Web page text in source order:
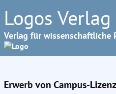
Logos
Verlag für wissenschaftliche
Erwerb von Campus-